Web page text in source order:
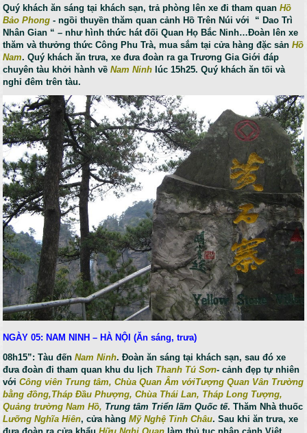
Quý khách ăn sáng tại khách sạn, trả phòng lên xe đi tham quan Hồ
Bảo Phong - ngồi thuyền thăm quan cảnh Hồ Trên Núi với “ Dao Trì
Nhân Gian “ – như hình thức hát đối Quan Họ Bắc Ninh…Đoàn lên xe
thăm và thưởng thức Công Phu Trà, mua sắm tại cửa hàng đặc sảnHồ
Nam. Quý khách ăn trưa, xe đưa đoàn ra ga Trương Gia Giới đáp
chuyên tàu khởi hành vềNam Ninh lúc 15h25. Quý khách ăn tối và
nghỉ đêm trên tàu.
NGÀY 05: NAM NINH – HÀ NỘI(Ăn sáng, trưa)
08h15”: Tàu đếnNam Ninh. Đoàn ăn sáng tại khách sạn, sau đó xe
đưa đoàn đi tham quan khu du lịch Thanh Tú Sơn- cảnh đẹp tự nhiên
vớiCông viên Trung tâm, Chùa Quan Âm vớiT­­ượng Quan Vân Tr­­ường
bằng đồng,Tháp Đầu Ph­­ượng, Chùa Thái Lan, Tháp Long Tượng,
Quảng trường Nam Hồ, Trung tâm Triển lãm Quốc tế. Thăm Nhà thuốc
Lưỡng Nghĩa Hiên, cửa hàngMỹ Nghệ Tinh Châu. Sau khi ăn trưa, xe